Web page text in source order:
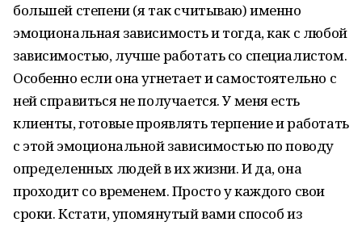
большей степени (я так считываю) именно
эмоциональная зависимость и тогда, как с любой
зависимостью, лучше работать со специалистом.
Особенно если она угнетает и самостоятельно с
ней справиться не получается. У меня есть
клиенты, готовые проявлять терпение и работать
с этой эмоциональной зависимостью по поводу
определенных людей в их жизни. И да, она
проходит со временем. Просто у каждого свои
сроки. Кстати, упомянутый вами способ из